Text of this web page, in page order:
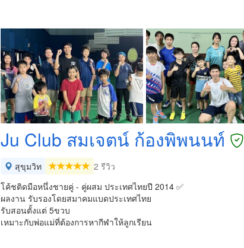
Ju Club สมเจตน์ ก้องพิพนนท์
สุขุมวิท
2 รีวิว
โค้ชติดมือหนึ่งชายคู่ - คู่ผสม ประเทศไทยปี 2014 ✅
ผลงาน รับรองโดยสมาคมแบดประเทศไทย
รับสอนตั้งแต่ 5ขวบ
เหมาะกับพ่อแม่ที่ต้องการหากีฬาให้ลูกเรียน